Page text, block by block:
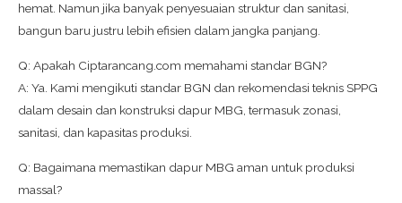
hemat. Namun jika banyak penyesuaian struktur dan sanitasi,
bangun baru justru lebih efisien dalam jangka panjang.
Q: Apakah Ciptarancang.com memahami standar BGN?
A: Ya. Kami mengikuti standar BGN dan rekomendasi teknis SPPG
dalam desain dan konstruksi dapur MBG, termasuk zonasi,
sanitasi, dan kapasitas produksi.
Q: Bagaimana memastikan dapur MBG aman untuk produksi
massal?